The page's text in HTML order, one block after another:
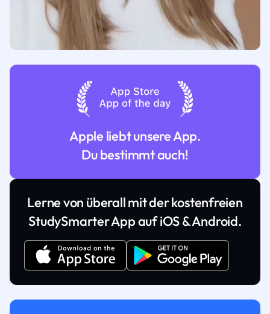
Apple liebt unsere App.
Du bestimmt auch!
Lerne von überall mit der kostenfreien
StudySmarter App auf iOS & Android.